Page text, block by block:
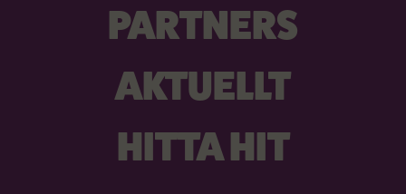
PARTNERS
AKTUELLT
HITTA HIT